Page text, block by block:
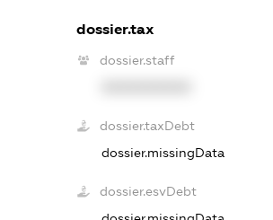
dossier.tax
dossier.staff
dossier.taxDebt
dossier.missingData
dossier.esvDebt